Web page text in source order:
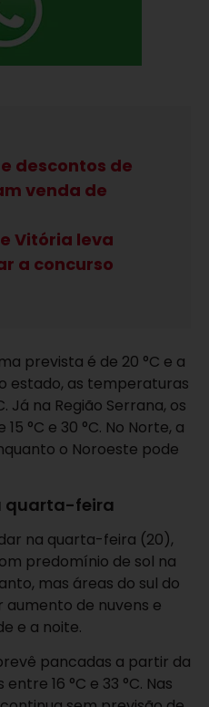
descontos de
venda de
Vitória leva
a concurso
prevista é de 20 °C e a
estado, as temperaturas
Já na Região Serrana, os
°C e 30 °C. No Norte, a
o Noroeste pode
quarta-feira
na quarta-feira (20),
predomínio de sol na
mas áreas do sul do
de nuvens e
e a noite.
pancadas a partir da
16 °C e 33 °C. Nas